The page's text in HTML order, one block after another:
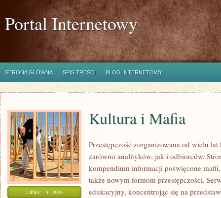
Portal Internetowy
STRONA GŁÓWNA SPIS TREŚCI BLOG INTERNETOWY
LIPIEC - 4 - 2026
Kultura i Mafia
Przestępczość zorganizowana od wielu
zarówno analityków, jak i odbiorców.
kompendium informacji poświęcone
także nowym formom przestępczości.
edukacyjny, koncentrując się na